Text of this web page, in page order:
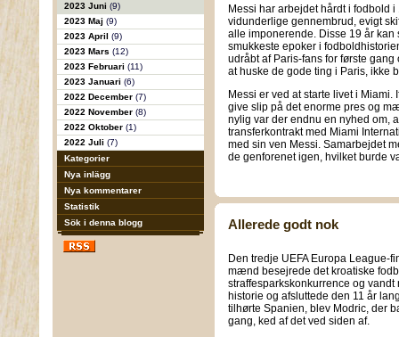
2023 Juni (9)
2023 Maj (9)
2023 April (9)
2023 Mars (12)
2023 Februari (11)
2023 Januari (6)
2022 December (7)
2022 November (8)
2022 Oktober (1)
2022 Juli (7)
Kategorier
Nya inlägg
Nya kommentarer
Statistik
Sök i denna blogg
Messi har arbejdet hårdt i fodbold
vidunderlige gennembrud, evigt
alle imponerende. Disse 19 år
smukkeste epoker i
udråbt af Paris-fans for første
at huske de gode ting i Paris, ikke
Messi er ved at starte livet i Miami.
give slip på det enorme pres og
nylig var der endnu en nyhed om,
transferkontrakt med Miami
med sin ven Messi. Samarbejdet
de genforenet igen, hvilket burde
Allerede godt nok
Den tredje UEFA Europa League-
mænd besejrede det kroatiske
straffesparkskonkurrence og
historie og afsluttede den 11 år
tilhørte Spanien, blev Modric, der
gang, ked af det ved siden af.